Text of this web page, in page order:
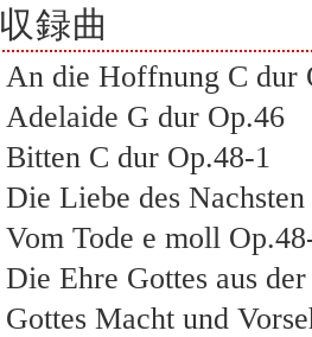
収録曲
An die Hoffnung C dur
Adelaide G dur Op.46
Bitten C dur Op.48-1
Die Liebe des
Vom Tode e moll
Die Ehre Gottes aus
Gottes Macht und